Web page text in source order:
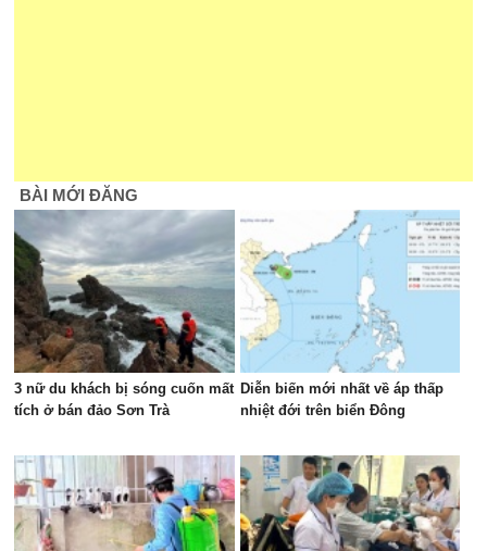
BÀI MỚI ĐĂNG
3 nữ du khách bị sóng cuốn mất
tích ở bán đảo Sơn Trà
Diễn biến mới nhất về áp thấp
nhiệt đới trên biển Đông